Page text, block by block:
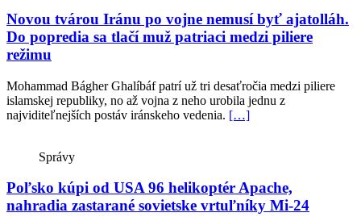
Novou tvárou Iránu po vojne nemusí byť ajatolláh.
Do popredia sa tlačí muž patriaci medzi piliere
režimu
Mohammad Bágher Ghalíbáf patrí už tri desaťročia medzi piliere
islamskej republiky, no až vojna z neho urobila jednu z
najviditeľnejších postáv iránskeho vedenia. […]
Správy
Poľsko kúpi od USA 96 helikoptér Apache,
nahradia zastarané sovietske vrtuľníky Mi-24